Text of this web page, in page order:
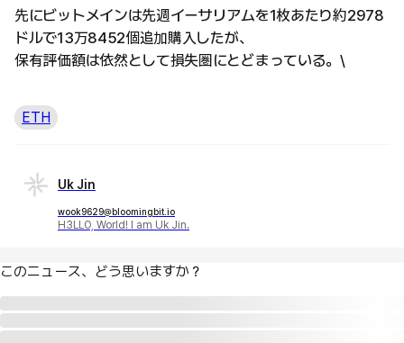
先にビットメインは先週イーサリアムを1枚あたり約2978
ドルで13万8452個追加購入したが、
保有評価額は依然として損失圏にとどまっている。\
ETH
Uk Jin
wook9629@bloomingbit.io
H3LLO, World! I am Uk Jin.
このニュース、どう思いますか？